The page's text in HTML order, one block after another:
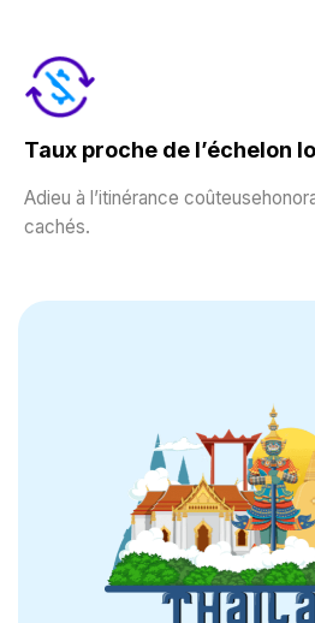
Taux proche de l’échelon
Adieu à l’itinérance
cachés.